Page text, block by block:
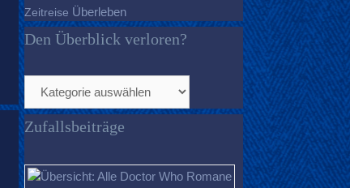
Zeitreise Überleben
Den Überblick verloren?
Den
Überblick
verloren?
Zufallsbeiträge